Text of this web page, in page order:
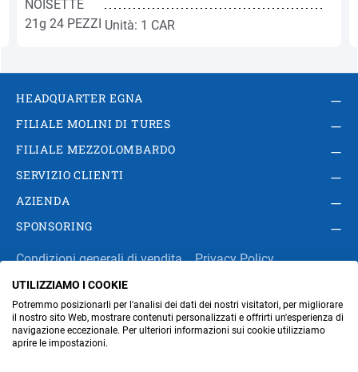
Unità: 1 CAR
HEADQUARTER EGNA
FILIALE MOLINI DI TURES
FILIALE MEZZOLOMBARDO
SERVIZIO CLIENTI
AZIENDA
SPONSORING
Condizioni generali di vendita
Privacy Policy
Impressum
Modifica impostazioni dei cookie
Amministrazione
UTILIZZIAMO I COOKIE
Potremmo posizionarli per l'analisi dei dati dei nostri visitatori, per migliorare
il nostro sito Web, mostrare contenuti personalizzati e offrirti un'esperienza di
navigazione eccezionale. Per ulteriori informazioni sui cookie utilizziamo
aprire le impostazioni.